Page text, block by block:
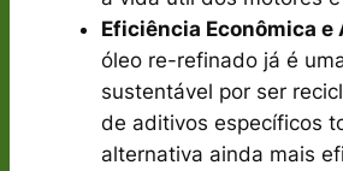
Eficiência Econômica e
óleo re-refinado já é
sustentável por ser
de aditivos específicos
alternativa ainda mais